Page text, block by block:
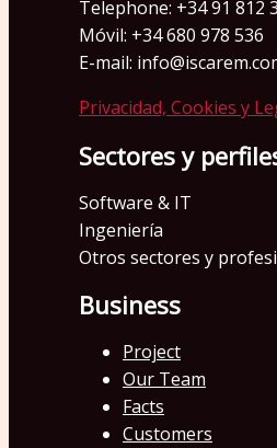
Telephone: +34 91 812
Móvil: +34 680 978 536
E-mail:
Privacidad, Cookies y
Sectores y
Software & IT
Ingeniería
Otros sectores y
Business
Project
Our Team
Facts
Customers